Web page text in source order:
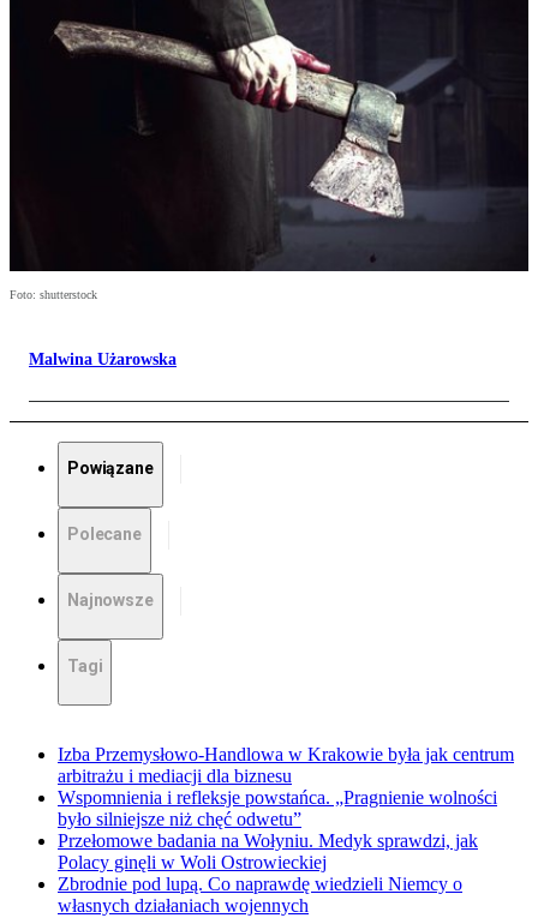
Foto: shutterstock
Malwina Użarowska
Powiązane
Polecane
Najnowsze
Tagi
Izba Przemysłowo-Handlowa w Krakowie była jak centrum
arbitrażu i mediacji dla biznesu
Wspomnienia i refleksje powstańca. „Pragnienie wolności
było silniejsze niż chęć odwetu”
Przełomowe badania na Wołyniu. Medyk sprawdzi, jak
Polacy ginęli w Woli Ostrowieckiej
Zbrodnie pod lupą. Co naprawdę wiedzieli Niemcy o
własnych działaniach wojennych